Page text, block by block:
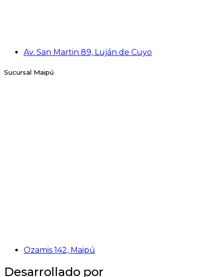
Av. San Martin 89, Luján de Cuyo
Sucursal Maipú
Ozamis 142, Maipú
Desarrollado por